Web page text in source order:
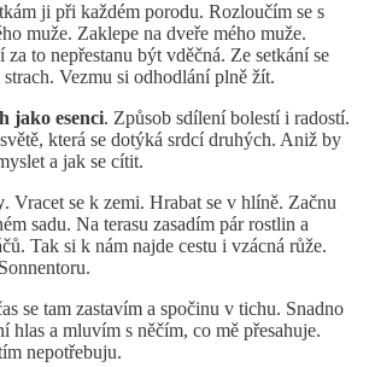
ji při každém porodu. Rozloučím se s
muže. Zaklepe na dveře mého muže.
to nepřestanu být vděčná. Ze setkání se
Vezmu si odhodlání plně žít.
jako esenci. Způsob sdílení bolestí i radostí.
která se dotýká srdcí druhých. Aniž by
a jak se cítit.
. Vracet se k zemi. Hrabat se v hlíně. Začnu
sadu. Na terasu zasadím pár rostlin a
Tak si k nám najde cestu i vzácná růže.
se tam zastavím a spočinu v tichu. Snadno
hlas a mluvím s něčím, co mě přesahuje.
nepotřebuju.